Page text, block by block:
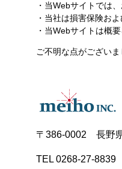
当Webサイトでは
当社は損害保険お
当Webサイトは概
ご不明な点がござい
〒386-0002 長野
TEL 0268-27-